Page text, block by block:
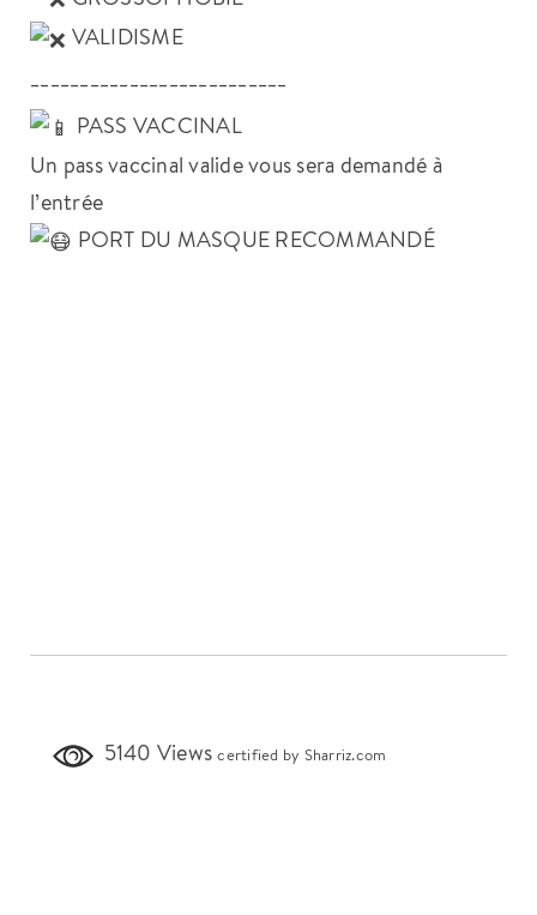
VALIDISME
PASS VACCINAL
Un pass vaccinal valide vous sera demandé à
l’entrée
PORT DU MASQUE RECOMMANDÉ
5140 Viewscertified by Sharriz.com